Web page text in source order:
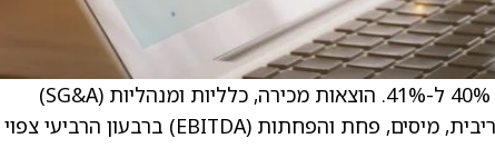
שולי הרווח הגולמי לרבעון הרביעי צפויים להיות בין 40% ל-41%. הוצאות מכירה, כלליות ומנהליות (SG&A)
צפויות להיות בסביבות 82 מיליון דולר. הרווח לפני ריבית, מיסים, פחת והפחתות (EBITDA) ברבעון הרביעי צפוי